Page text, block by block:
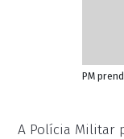
PM
A Polícia Militar